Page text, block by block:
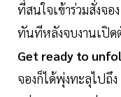
ที่สนใจเข้าร่วมสั่งจอง
ทันทีหลังจบงานเปิด
Get ready to
จองก็ได้พุ่งทะลุไปถึง